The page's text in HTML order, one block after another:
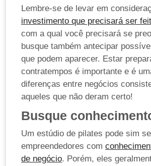
Lembre-se de levar em
investimento que precisará ser
com a qual você precisará se
busque também antecipar
que podem aparecer. Estar
contratempos é importante e é
diferenças entre negócios
aqueles que não deram certo!
Busque
Um estúdio de pilates pode sim
empreendedores com
de negócio. Porém, eles